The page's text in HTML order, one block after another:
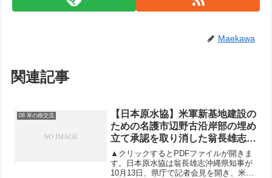
Maekawa
関連記事
08 草の根交流
【日本原水協】米軍新基地建設の
ための名護市辺野古沿岸部の埋め
立て承認を取り消した翁長雄志沖
縄県知事へ激励電報送る
▲クリックするとPDFファイルが開きま
す。日本原水協は翁長雄志沖縄県知事が
10月13日、県庁で記者会見を開き、米軍